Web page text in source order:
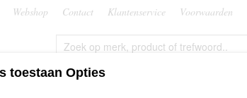
Webshop Contact Klantenservice Voorwaarden
toestaan Opties